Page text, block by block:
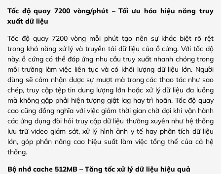
Tốc độ quay 7200 vòng/phút – Tối ưu hóa hiệu năng truy
xuất dữ liệu
Tốc độ quay 7200 vòng mỗi phút tạo nên sự khác biệt rõ rệt
trong khả năng xử lý và truyền tải dữ liệu của ổ cứng. Với tốc độ
này, ổ cứng có thể đáp ứng nhu cầu truy xuất nhanh chóng trong
môi trường làm việc liên tục và có khối lượng dữ liệu lớn. Người
dùng sẽ cảm nhận được sự mượt mà trong các thao tác như sao
chép, truy cập tệp tin dung lượng lớn hoặc xử lý dữ liệu đa luồng
mà không gặp phải hiện tượng giật lag hay trì hoãn. Tốc độ quay
cao cũng đồng nghĩa với việc giảm thời gian chờ đợi khi vận hành
các ứng dụng đòi hỏi truy cập dữ liệu thường xuyên như hệ thống
lưu trữ video giám sát, xử lý hình ảnh y tế hay phân tích dữ liệu
lớn, góp phần nâng cao hiệu suất làm việc tổng thể của cả hệ
thống.
Bộ nhớ cache 512MB – Tăng tốc xử lý dữ liệu hiệu quả